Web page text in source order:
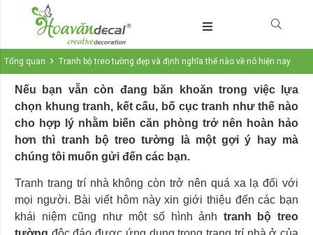
Tổng quan Tranh bộ treo tường đẹp và định nghĩa thế nào về nó hiện nay
Nếu bạn vẫn còn đang băn khoăn trong việc lựa
chọn khung tranh, kết cấu, bố cục tranh như thế nào
cho hợp lý nhằm biến căn phòng trở nên hoàn hảo
hơn thì tranh bộ treo tường là một gợi ý hay mà
chúng tôi muốn gửi đến các bạn.
Tranh trang trí nhà không còn trở nên quá xa lạ đối với
mọi người. Bài viết hôm này xin giới thiệu đến các bạn
khái niệm cũng như một số hình ảnh tranh bộ treo